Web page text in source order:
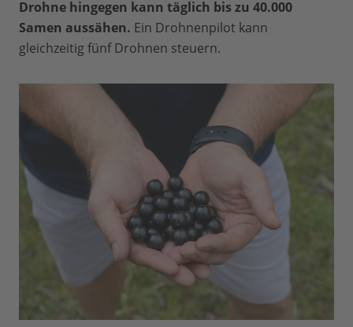
Drohne hingegen kann täglich bis zu 40.000
Samen aussähen. Ein Drohnenpilot kann
gleichzeitig fünf Drohnen steuern.